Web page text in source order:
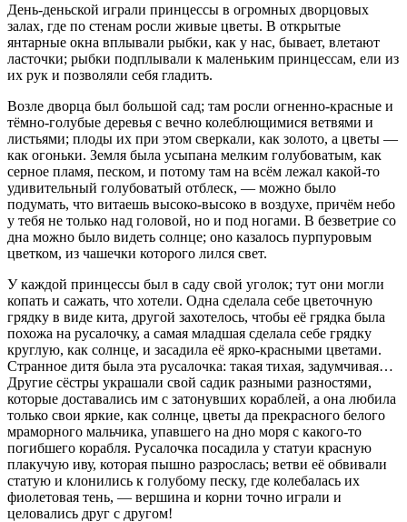
День-деньской играли принцессы в огромных дворцовых
залах, где по стенам росли живые цветы. В открытые
янтарные окна вплывали рыбки, как у нас, бывает, влетают
ласточки; рыбки подплывали к маленьким принцессам, ели из
их рук и позволяли себя гладить.
Возле дворца был большой сад; там росли огненно-красные и
тёмно-голубые деревья с вечно колеблющимися ветвями и
листьями; плоды их при этом сверкали, как золото, а цветы —
как огоньки. Земля была усыпана мелким голубоватым, как
серное пламя, песком, и потому там на всём лежал какой-то
удивительный голубоватый отблеск, — можно было
подумать, что витаешь высоко-высоко в воздухе, причём небо
у тебя не только над головой, но и под ногами. В безветрие со
дна можно было видеть солнце; оно казалось пурпуровым
цветком, из чашечки которого лился свет.
У каждой принцессы был в саду свой уголок; тут они могли
копать и сажать, что хотели. Одна сделала себе цветочную
грядку в виде кита, другой захотелось, чтобы её грядка была
похожа на русалочку, а самая младшая сделала себе грядку
круглую, как солнце, и засадила её ярко-красными цветами.
Странное дитя была эта русалочка: такая тихая, задумчивая…
Другие сёстры украшали свой садик разными разностями,
которые доставались им с затонувших кораблей, а она любила
только свои яркие, как солнце, цветы да прекрасного белого
мраморного мальчика, упавшего на дно моря с какого-то
погибшего корабля. Русалочка посадила у статуи красную
плакучую иву, которая пышно разрослась; ветви её обвивали
статую и клонились к голубому песку, где колебалась их
фиолетовая тень, — вершина и корни точно играли и
целовались друг с другом!